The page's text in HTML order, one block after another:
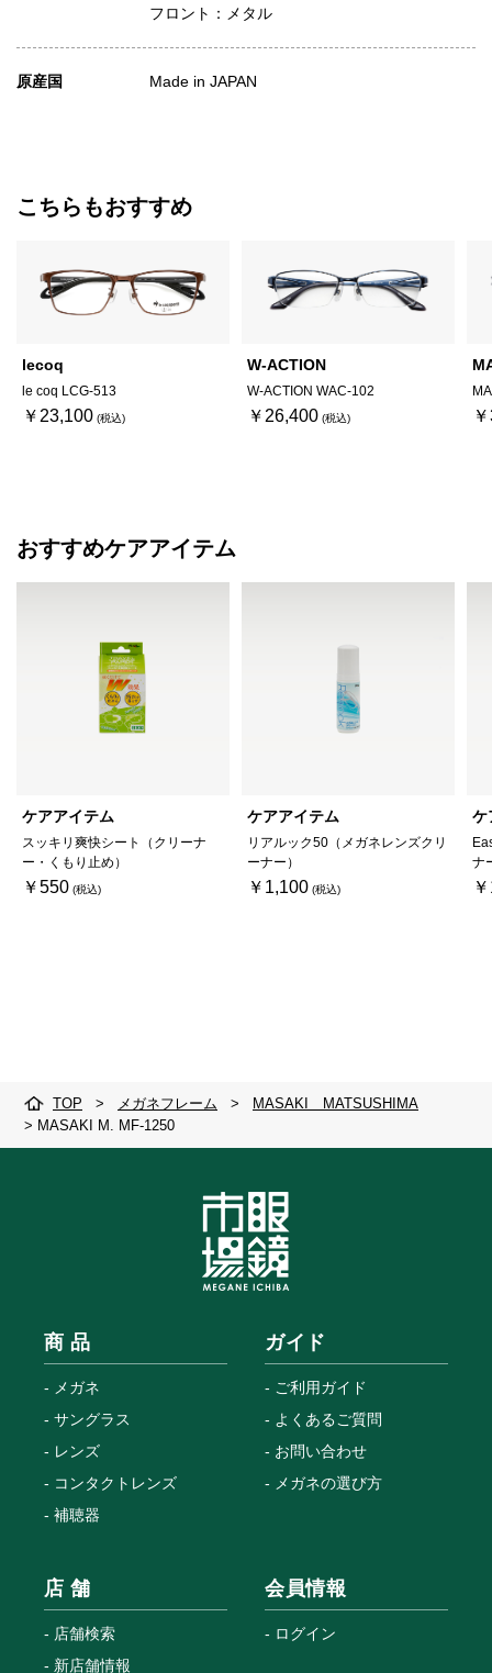
フロント：メタル
原産国 Made in JAPAN
こちらもおすすめ
lecoq
le coq LCG-513
￥23,100
W-ACTION
W-ACTION WAC-102
￥26,400
おすすめケアアイテム
ケアアイテム
スッキリ爽快シート（クリーナ
ー・くもり止め）
￥550
ケアアイテム
リアルック50（メガネレンズクリ
ーナー）
￥1,100
ケ
ナ
TOP > メガネフレーム >
MASAKI MATSUSHIMA
> MASAKI M. MF-1250
商 品
メガネ
サングラス
レンズ
コンタクトレンズ
補聴器
ガイド
ご利用ガイド
よくあるご質問
お問い合わせ
メガネの選び方
店 舗
店舗検索
新店舗情報
会員情報
ログイン